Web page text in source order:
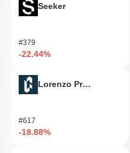
Seeker
#379
-22.44%
Lorenzo Protocol
#617
-18.88%